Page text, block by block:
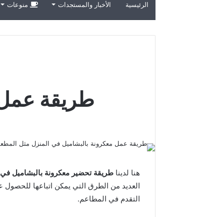
الرئيسية الأخبار والمستجدات منوعات
طريقة
هنا لدينا طريقة تحضير معكرونة بالبشاميل
العديد من الطرق التي يمكن اتباعها للحصول
التقدم في المطاعم.